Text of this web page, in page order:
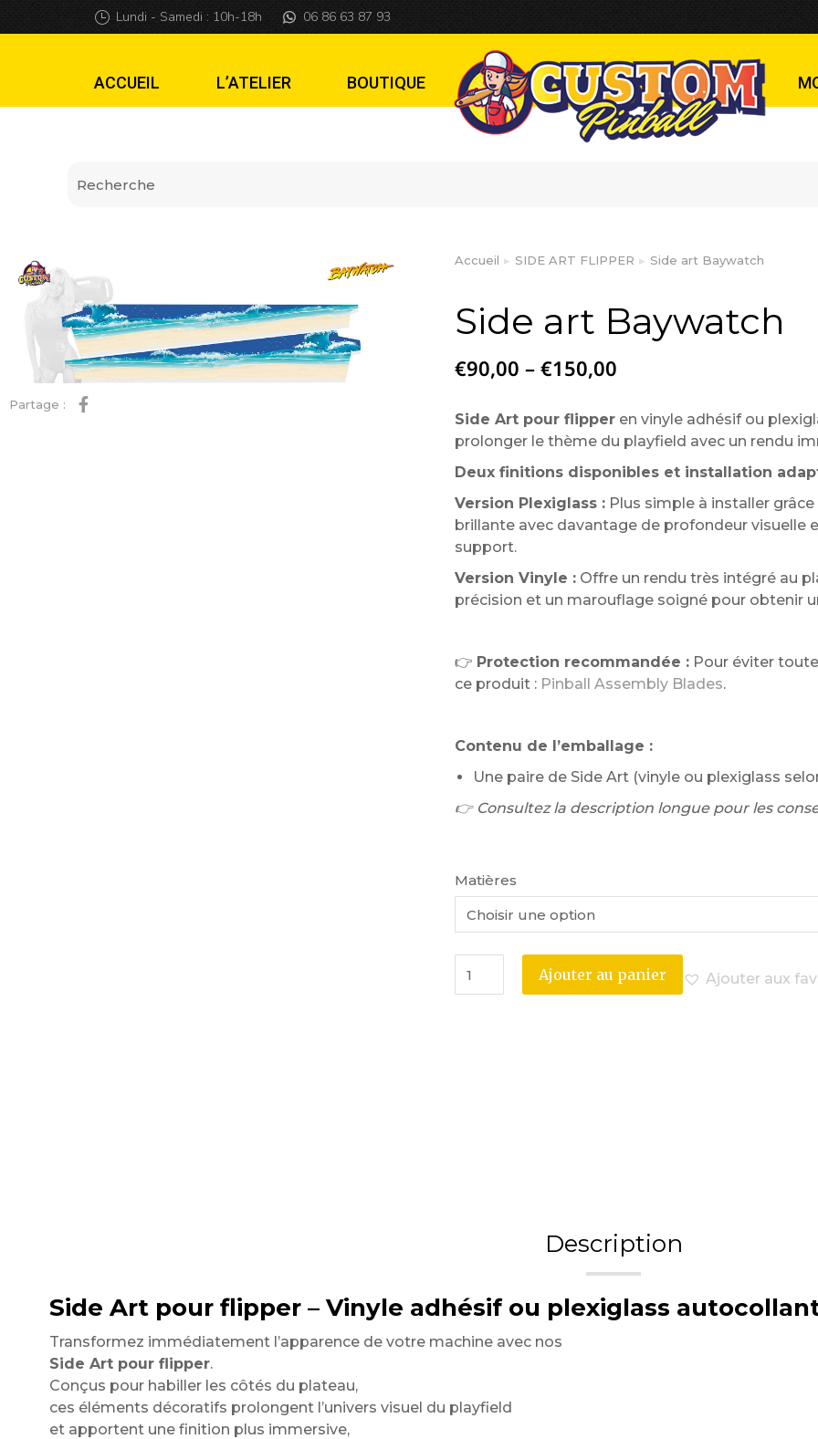
Side art Baywatch
Lundi - Samedi : 10h-18h 06 86 63 87 93
ACCUEIL L’ATELIER BOUTIQUE
Partage :
Vous êtes ici :
Accueil SIDE ART FLIPPER Side art Baywatch
Side art Baywatch
€90,00 – €150,00
Side Art pour flipperen vinyle adhésif ou
prolonger le thème du playfield avec un rendu
Deux finitions disponibles et installation
Version Plexiglass :Plus simple à installer
brillante avec davantage de profondeur visuelle
support.
Version Vinyle :Offre un rendu très intégré au
précision et un marouflage soigné pour obtenir
👉 Protection recommandée :Pour éviter toute
ce produit : Pinball Assembly Blades.
Contenu de l’emballage :
Une paire de Side Art (vinyle ou plexiglass
👉 Consultez la description longue pour les
Matières
Ajouter au panier Ajouter aux
Description
Side Art pour flipper – Vinyle adhésif ou plexiglass
Transformez immédiatement l’apparence de votre machine avec nos
Side Art pour flipper.
Conçus pour habiller les côtés du plateau,
ces éléments décoratifs prolongent l’univers visuel du playfield
et apportent une finition plus immersive,